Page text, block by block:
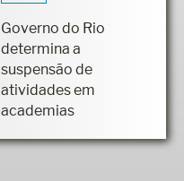
Governo do Rio
determina a
suspensão de
atividades em
academias